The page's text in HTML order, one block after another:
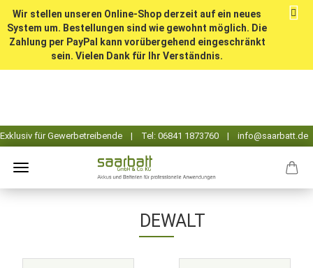
Wir stellen unseren Online-Shop derzeit auf ein neues
System um. Bestellungen sind wie gewohnt möglich. Die
Zahlung per PayPal kann vorübergehend eingeschränkt
sein. Vielen Dank für Ihr Verständnis.
DEWALT